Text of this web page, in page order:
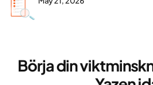
Börja din